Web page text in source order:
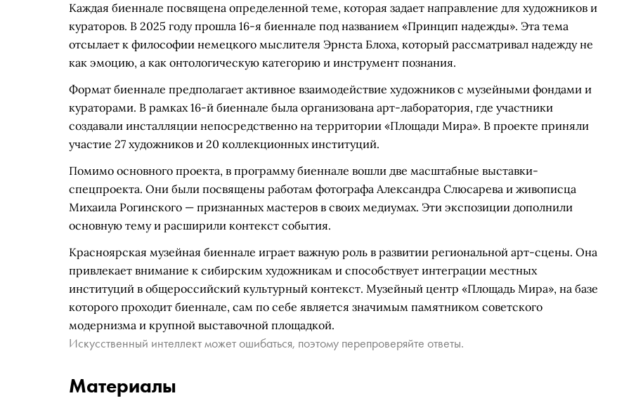
Каждая биеннале посвящена определенной теме, которая задает направление для художников и
кураторов. В 2025 году прошла 16-я биеннале под названием «Принцип надежды». Эта тема
отсылает к философии немецкого мыслителя Эрнста Блоха, который рассматривал надежду не
как эмоцию, а как онтологическую категорию и инструмент познания.
Формат биеннале предполагает активное взаимодействие художников с музейными фондами и
кураторами. В рамках 16-й биеннале была организована арт-лаборатория, где участники
создавали инсталляции непосредственно на территории «Площади Мира». В проекте приняли
участие 27 художников и 20 коллекционных институций.
Помимо основного проекта, в программу биеннале вошли две масштабные выставки-
спецпроекта. Они были посвящены работам фотографа Александра Слюсарева и живописца
Михаила Рогинского — признанных мастеров в своих медиумах. Эти экспозиции дополнили
основную тему и расширили контекст события.
Красноярская музейная биеннале играет важную роль в развитии региональной арт-сцены. Она
привлекает внимание к сибирским художникам и способствует интеграции местных
институций в общероссийский культурный контекст. Музейный центр «Площадь Мира», на базе
которого проходит биеннале, сам по себе является значимым памятником советского
модернизма и крупной выставочной площадкой.
Искусственный интеллект может ошибаться, поэтому перепроверяйте ответы.
Материалы